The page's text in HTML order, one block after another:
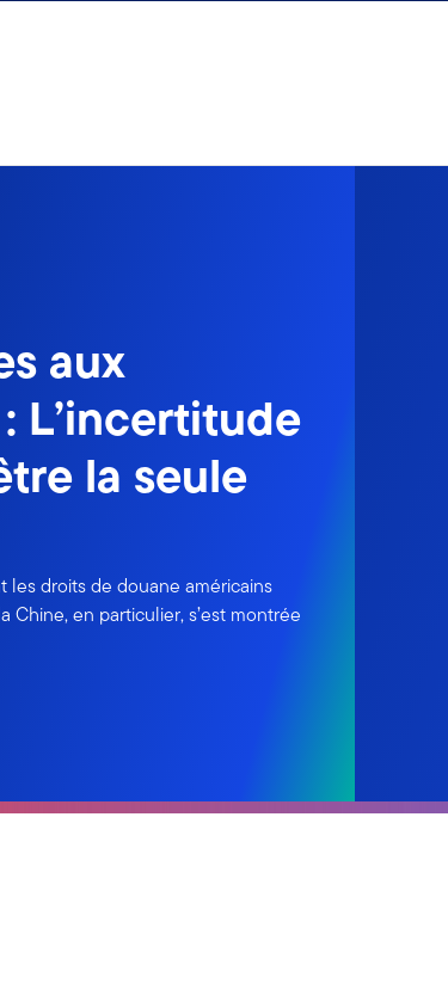
aux
L’incertitude
la seule
les droits de douane américains
en particulier, s’est montrée